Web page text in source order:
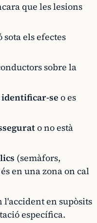
que les lesions
els efectes
sobre la
identificar-se o es
o no està
(semàfors,
en una zona on cal
l'accident en supòsits
específica.